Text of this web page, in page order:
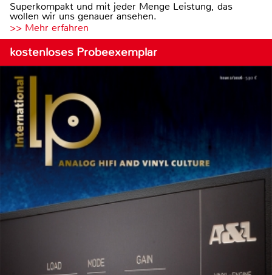
Superkompakt und mit jeder Menge Leistung, das
wollen wir uns genauer ansehen.
>> Mehr erfahren
kostenloses Probeexemplar